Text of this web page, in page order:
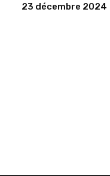
23 décembre 2024